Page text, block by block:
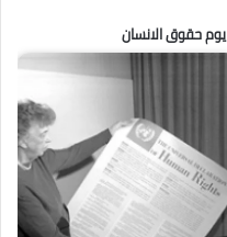
يوم حقوق الانسان